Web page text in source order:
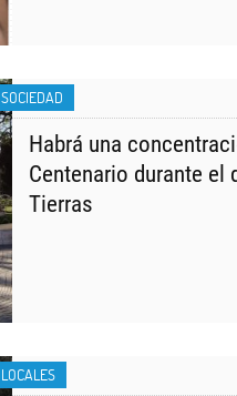
SOCIEDAD
Habrá una
Centenario durante el
Tierras
LOCALES